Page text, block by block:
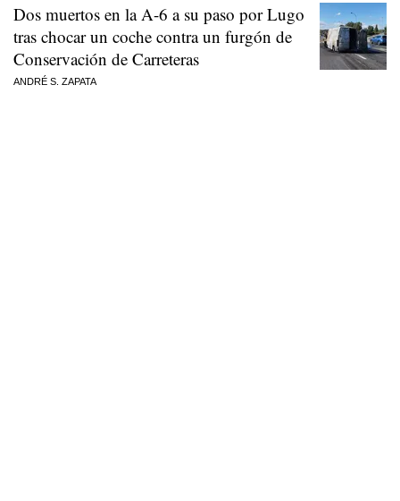
Dos muertos en la A-6 a su paso por Lugo
tras chocar un coche contra un furgón de
Conservación de Carreteras
ANDRÉ S. ZAPATA